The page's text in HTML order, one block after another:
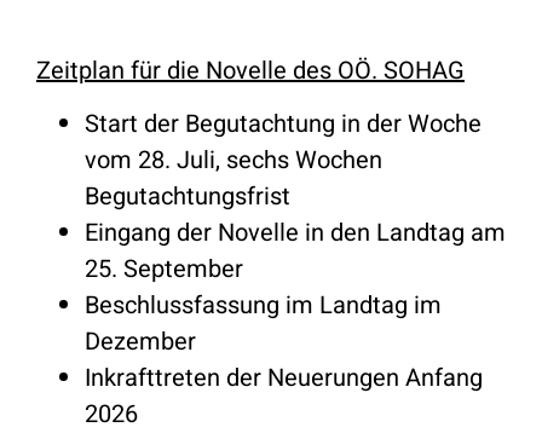
Zeitplan für die Novelle des OÖ. SOHAG
Start der Begutachtung in der Woche
vom 28. Juli, sechs Wochen
Begutachtungsfrist
Eingang der Novelle in den Landtag am
25. September
Beschlussfassung im Landtag im
Dezember
Inkrafttreten der Neuerungen Anfang
2026